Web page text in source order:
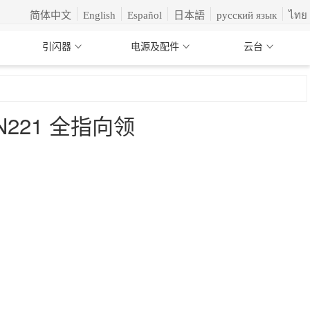
简体中文 English Español 日本語 русский язык ไทย
引闪器 电源及配件 云台
全指向领